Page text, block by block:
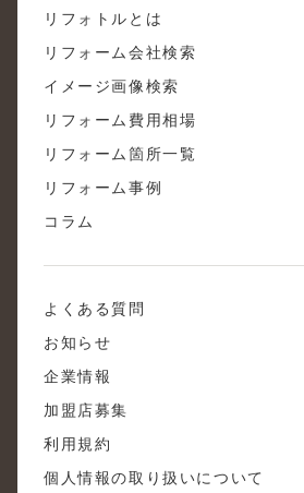
リフォトルとは
リフォーム会社検索
イメージ画像検索
リフォーム費用相場
リフォーム箇所一覧
リフォーム事例
コラム
よくある質問
お知らせ
企業情報
加盟店募集
利用規約
個人情報の取り扱いについて